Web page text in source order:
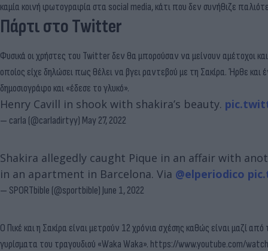
καμία κοινή φωτογραφία στα social media, κάτι που δεν συνήθιζε
Πάρτι στο Twitter
Φυσικά οι χρήστες του Twitter δεν θα μπορούσαν να μείνουν αμέτοχοι
οποίος είχε δηλώσει πως θέλει να βγει ραντεβού με τη Σακίρα. Ήρθε
δημοσιογράφο και «έδεσε το γλυκό».
Henry Cavill in shook with shakira’s beauty.
— carla (@carladirtyy) May 27, 2022
Shakira allegedly caught Pique in an affair with
in an apartment in Barcelona. Via @elperiodico
— SPORTbible (@sportbible) June 1, 2022
Ο Πικέ και η Σακίρα είναι μετρούν 12 χρόνια σχέσης καθώς είναι μαζί
γυρίσματα του τραγουδιού «Waka Waka». https://www.youtube.com/